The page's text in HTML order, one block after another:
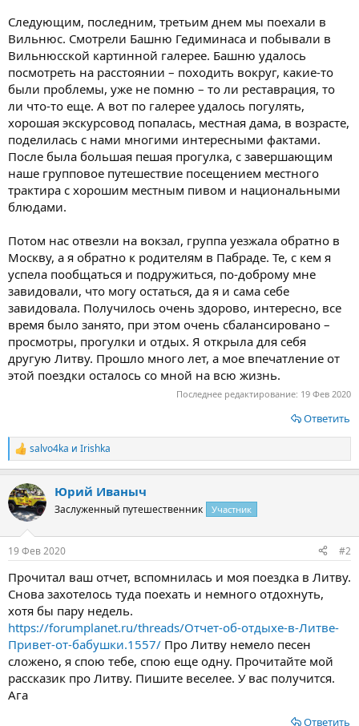
Следующим, последним, третьим днем мы поехали в
Вильнюс. Смотрели Башню Гедиминаса и побывали в
Вильнюсской картинной галерее. Башню удалось
посмотреть на расстоянии – походить вокруг, какие-то
были проблемы, уже не помню – то ли реставрация, то
ли что-то еще. А вот по галерее удалось погулять,
хорошая экскурсовод попалась, местная дама, в возрасте,
поделилась с нами многими интересными фактами.
После была большая пешая прогулка, с завершающим
наше групповое путешествие посещением местного
трактира с хорошим местным пивом и национальными
блюдами.
Потом нас отвезли на вокзал, группа уезжала обратно в
Москву, а я обратно к родителям в Пабраде. Те, с кем я
успела пообщаться и подружиться, по-доброму мне
завидовали, что могу остаться, да я и сама себе
завидовала. Получилось очень здорово, интересно, все
время было занято, при этом очень сбалансировано –
просмотры, прогулки и отдых. Я открыла для себя
другую Литву. Прошло много лет, а мое впечатление от
этой поездки осталось со мной на всю жизнь.
Последнее редактирование: 19 Фев 2020
Ответить
Р
е
к
ц
и
salvo4ka и Irishka
Юрий Иваныч
Заслуженный путешественник Участник
19 Фев 2020 #2
Прочитал ваш отчет, вспомнилась и моя поездка в Литву.
Снова захотелось туда поехать и немного отдохнуть,
хотя бы пару недель.
https://forumplanet.ru/threads/Отчет-об-отдыхе-в-Литве-
Привет-от-бабушки.1557/ Про Литву немело песен
сложено, я спою тебе, спою еще одну. Прочитайте мой
рассказик про Литву. Пишите веселее. У вас получится.
Ага
Ответить